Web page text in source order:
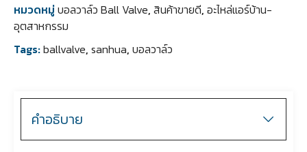
หมวดหมู่บอลวาล์ว Ball Valve, สินค้าขายดี, อะไหล่แอร์บ้าน-
อุตสาหกรรม
Tags:ballvalve, sanhua, บอลวาล์ว
คำอธิบาย